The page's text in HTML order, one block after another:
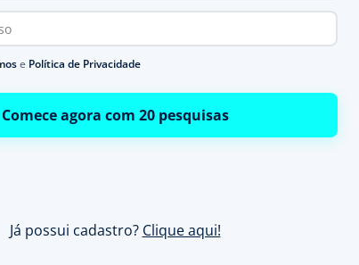
e Política de Privacidade
Comece agora com 20 pesquisas
Já possui cadastro? Clique aqui!